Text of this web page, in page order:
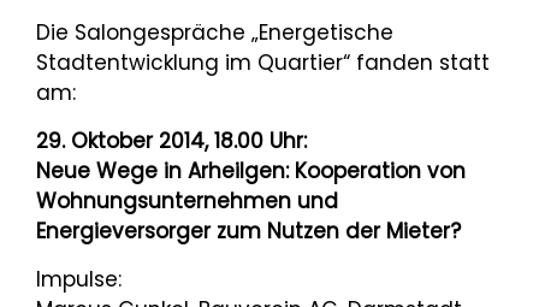
Die Salongespräche „Energetische
Stadtentwicklung im Quartier“ fanden statt
am:
29. Oktober 2014, 18.00 Uhr:
Neue Wege in Arheilgen: Kooperation von
Wohnungsunternehmen und
Energieversorger zum Nutzen der Mieter?
Impulse: